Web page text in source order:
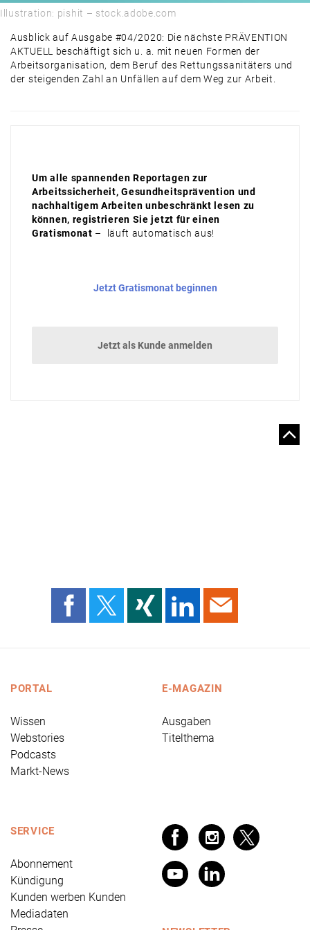
Illustration: pishit – stock.adobe.com
Ausblick auf Ausgabe #04/2020: Die nächste PRÄVENTION
AKTUELL beschäftigt sich u. a. mit neuen Formen der
Arbeitsorganisation, dem Beruf des Rettungssanitäters und
der steigenden Zahl an Unfällen auf dem Weg zur Arbeit.
Um alle spannenden Reportagen zur
Arbeitssicherheit, Gesundheitsprävention und
nachhaltigem Arbeiten unbeschränkt lesen zu
können, registrieren Sie jetzt für einen
Gratismonat – läuft automatisch aus!
Jetzt Gratismonat beginnen
Jetzt als Kunde anmelden
PORTAL
Wissen
Webstories
Podcasts
Markt-News
E-MAGAZIN
Ausgaben
Titelthema
SERVICE
Abonnement
Kündigung
Kunden werben Kunden
Mediadaten